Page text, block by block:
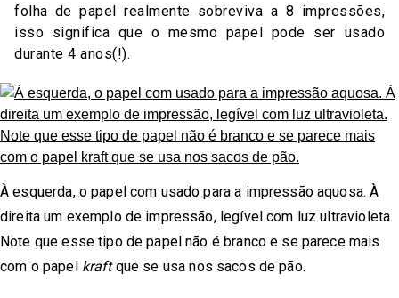
folha de papel realmente sobreviva a 8 impressões,
isso significa que o mesmo papel pode ser usado
durante 4 anos(!).
À esquerda, o papel com usado para a impressão aquosa. À
direita um exemplo de impressão, legível com luz ultravioleta.
Note que esse tipo de papel não é branco e se parece mais
com o papel kraftque se usa nos sacos de pão.